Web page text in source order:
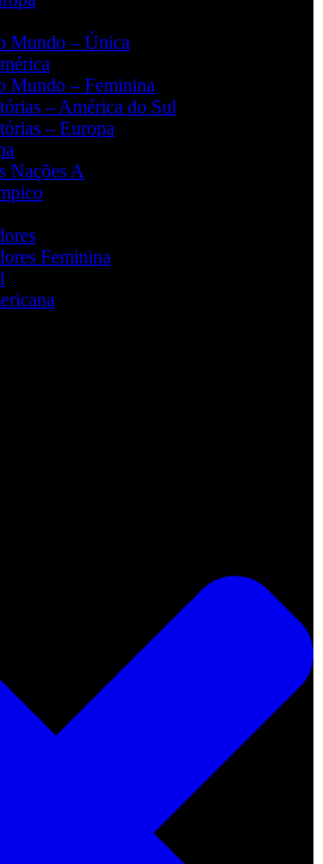
Mundo – Única
Mundo – Feminina
– América do Sul
– Europa
Nações A
Feminina